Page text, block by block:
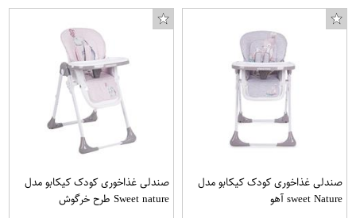
صندلی غذاخوری کودک کیکابو مدل
sweet Nature آهو
صندلی غذاخوری کودک کیکابو مدل
Sweet nature طرح خرگوش